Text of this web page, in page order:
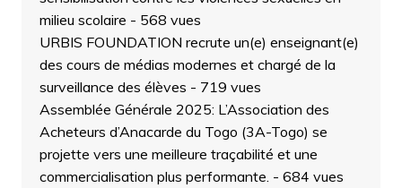
milieu scolaire - 568 vues
URBIS FOUNDATION recrute un(e) enseignant(e)
des cours de médias modernes et chargé de la
surveillance des élèves - 719 vues
Assemblée Générale 2025: L’Association des
Acheteurs d’Anacarde du Togo (3A-Togo) se
projette vers une meilleure traçabilité et une
commercialisation plus performante. - 684 vues